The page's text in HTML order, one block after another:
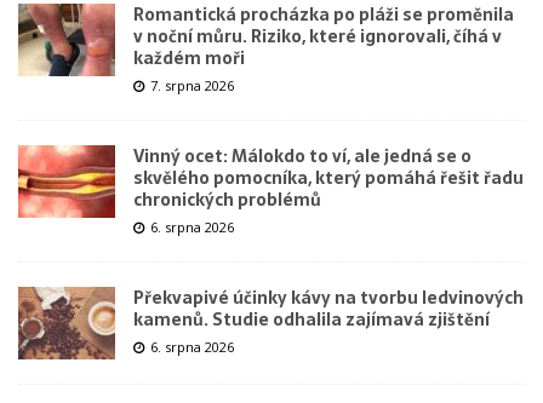
Romantická procházka po pláži se proměnila
v noční můru. Riziko, které ignorovali, číhá v
každém moři
7. srpna 2026
Vinný ocet: Málokdo to ví, ale jedná se o
skvělého pomocníka, který pomáhá řešit řadu
chronických problémů
6. srpna 2026
Překvapivé účinky kávy na tvorbu ledvinových
kamenů. Studie odhalila zajímavá zjištění
6. srpna 2026